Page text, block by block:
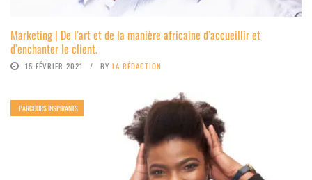
Marketing | De l’art et de la manière africaine d’accueillir et
d’enchanter le client.
15 FÉVRIER 2021 BY LA RÉDACTION
PARCOURS INSPIRANTS